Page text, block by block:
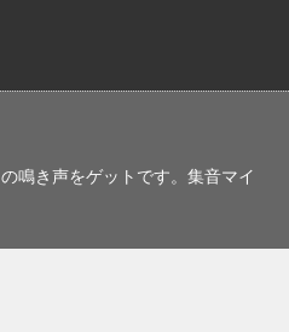
鳴き声をゲットです。集音マイ